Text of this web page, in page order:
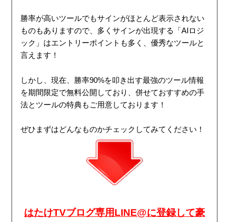
勝率が高いツールでもサインがほとんど表示されない
ものもありますので、多くサインが出現する「AIロジ
ック」はエントリーポイントも多く、優秀なツールと
言えます！
しかし、現在、勝率90%を叩き出す最強のツール情報
を期間限定で無料公開しており、併せておすすめの手
法とツールの特典もご用意しております！
ぜひまずはどんなものかチェックしてみてください！
はたけTVブログ専用LINE@に登録して豪